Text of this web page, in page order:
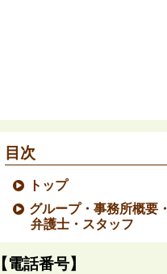
目次
トップ
グループ・事務所概要・
弁護士・スタッフ
【電話番号】